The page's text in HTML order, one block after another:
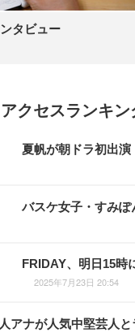
ンタビュー
クセスランキン
夏帆が朝ドラ初出
バスケ女子・すみぽ
FRIDAY、明日15時
2025年7月23日 20:54
アナが人気中堅芸人